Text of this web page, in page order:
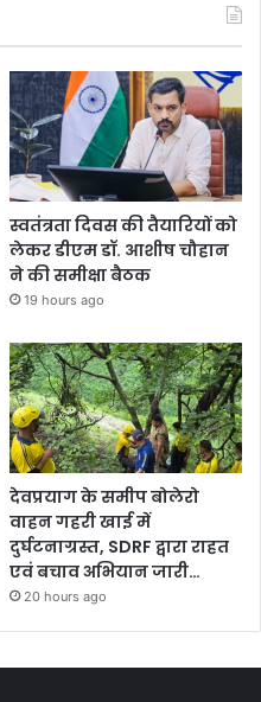
स्वतंत्रता दिवस की तैयारियों को
लेकर डीएम डॉ. आशीष चौहान
ने की समीक्षा बैठक
19 hours ago
देवप्रयाग के समीप बोलेरो
वाहन गहरी खाई में
दुर्घटनाग्रस्त, SDRF द्वारा राहत
एवं बचाव अभियान जारी…
20 hours ago